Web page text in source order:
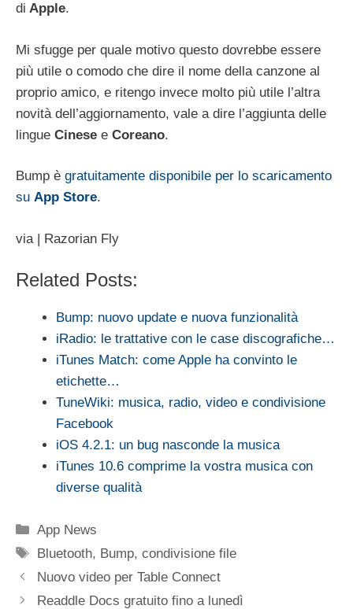
di Apple.
Mi sfugge per quale motivo questo dovrebbe essere
più utile o comodo che dire il nome della canzone al
proprio amico, e ritengo invece molto più utile l’altra
novità dell’aggiornamento, vale a dire l’aggiunta delle
lingue Cinese e Coreano.
Bump è gratuitamente disponibile per lo scaricamento
su App Store.
via | Razorian Fly
Related Posts:
Bump: nuovo update e nuova funzionalità
iRadio: le trattative con le case discografiche…
iTunes Match: come Apple ha convinto le
etichette…
TuneWiki: musica, radio, video e condivisione
Facebook
iOS 4.2.1: un bug nasconde la musica
iTunes 10.6 comprime la vostra musica con
diverse qualità
Categorie
App News
Tag
Bluetooth, Bump,condivisione file
Nuovo video per Table Connect
Readdle Docs gratuito fino a lunedì